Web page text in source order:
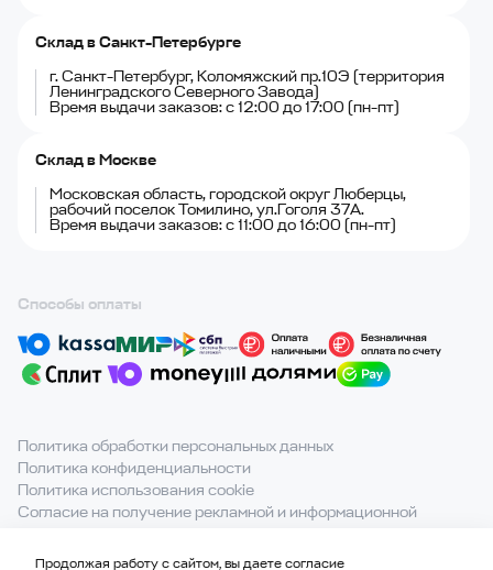
Склад в Санкт-Петербурге
г. Санкт-Петербург, Коломяжский пр.10Э (территория
Ленинградского Северного Завода)
Время выдачи заказов: с 12:00 до 17:00 (пн-пт)
Склад в Москве
Московская область, городской округ Люберцы,
рабочий поселок Томилино, ул.Гоголя 37А.
Время выдачи заказов: с 11:00 до 16:00 (пн-пт)
Способы оплаты
Политика обработки персональных данных
Политика конфиденциальности
Политика использования cookie
Согласие на получение рекламной и информационной
Продолжая работу с сайтом, вы даете согласие